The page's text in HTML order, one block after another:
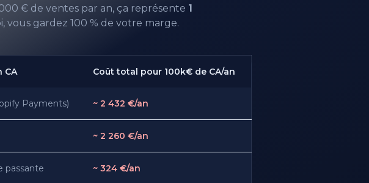
€ de ventes par an, ça représente 1
vous gardez 100 % de votre marge.
CA Coût total pour 100k€ de CA/an
Payments) ~ 2 432 €/an
~ 2 260 €/an
passante ~ 324 €/an